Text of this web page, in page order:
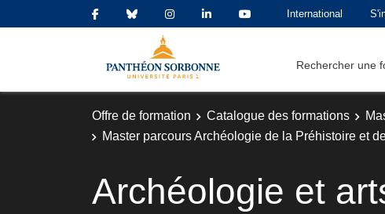
International
Rechercher une
Offre de formation Catalogue des formations
Master parcours Archéologie de la Préhistoire et
Archéologie et